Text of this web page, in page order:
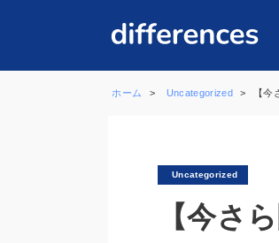
ホーム Uncategorized 【
Uncategorized
【今さ